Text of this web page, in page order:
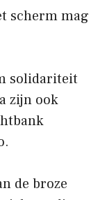
scherm mag
solidariteit
zijn ook
de broze